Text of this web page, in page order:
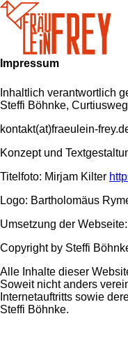
Impressum
Inhaltlich verantwortlich
Steffi Böhnke,
kontakt(at)fraeulein-
Konzept und
Titelfoto: Mirjam Kilter
Logo: Bartholomäus
Umsetzung der
Copyright by Steffi
Alle Inhalte dieser
Soweit nicht anders
Internetauftritts sowie
Steffi Böhnke.